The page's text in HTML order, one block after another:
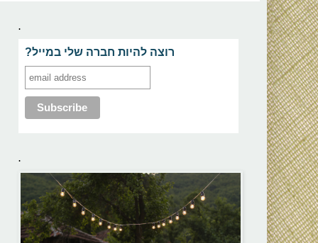
.
?רוצה להיות חברה שלי במייל
.